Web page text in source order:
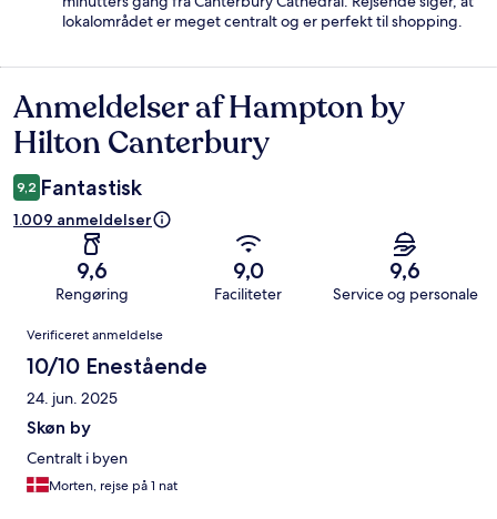
lokalområdet er meget centralt og er perfekt til shopping.
Anmeldelser
Anmeldelser af Hampton by
Hilton Canterbury
9,2 Fantastisk
1.009 anmeldelser
9,6
Rengøring
9,0
Faciliteter
9,6
Service og personale
Anmeldelser
Verificeret anmeldelse
10/10 Enestående
24. jun. 2025
Skøn by
Centralt i byen
Morten, rejse på 1 nat